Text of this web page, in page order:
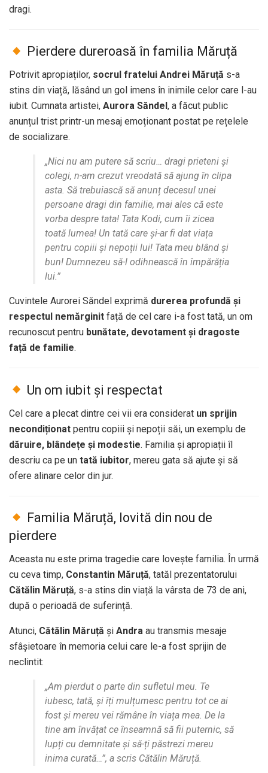
dragi.
Pierdere dureroasă în familia Măruță
Potrivit apropiaților, socrul fratelui Andrei Măruță s-a
stins din viață, lăsând un gol imens în inimile celor care l-au
iubit. Cumnata artistei, Aurora Săndel , a făcut public
anunțul trist printr-un mesaj emoționant postat pe rețelele
de socializare.
„Nici nu am putere să scriu… dragi prieteni și
colegi, n-am crezut vreodată să ajung în clipa
asta. Să trebuiască să anunț decesul unei
persoane dragi din familie, mai ales că este
vorba despre tata! Tata Kodi, cum îi zicea
toată lumea! Un tată care și-ar fi dat viața
pentru copiii și nepoții lui! Tata meu blând și
bun! Dumnezeu să-l odihnească în împărăția
lui.”
Cuvintele Aurorei Săndel exprimă durerea profundă și
respectul nemărginit față de cel care i-a fost tată, un om
recunoscut pentru bunătate, devotament și dragoste
față de familie.
Un om iubit și respectat
Cel care a plecat dintre cei vii era considerat un sprijin
necondiționat pentru copiii și nepoții săi, un exemplu de
dăruire, blândețe și modestie. Familia și apropiații îl
descriu ca pe un tată iubitor, mereu gata să ajute și să
ofere alinare celor din jur.
Familia Măruță, lovită din nou de
pierdere
Aceasta nu este prima tragedie care lovește familia. În urmă
cu ceva timp, Constantin Măruță, tatăl prezentatorului
Cătălin Măruță, s-a stins din viață la vârsta de 73 de ani,
după o perioadă de suferință.
Atunci, Cătălin Măruță și Andra au transmis mesaje
sfâșietoare în memoria celui care le-a fost sprijin de
neclintit:
„Am pierdut o parte din sufletul meu. Te
iubesc, tată, și îți mulțumesc pentru tot ce ai
fost și mereu vei rămâne în viața mea. De la
tine am învățat ce înseamnă să fii puternic, să
lupți cu demnitate și să-ți păstrezi mereu
inima curată…”, a scris Cătălin Măruță.